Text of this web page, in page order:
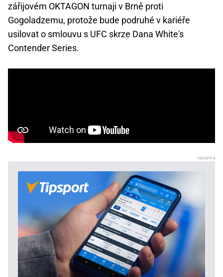
zářijovém OKTAGON turnaji v Brně proti
Gogoladzemu, protože bude podruhé v kariéře
usilovat o smlouvu s UFC skrze Dana White's
Contender Series.